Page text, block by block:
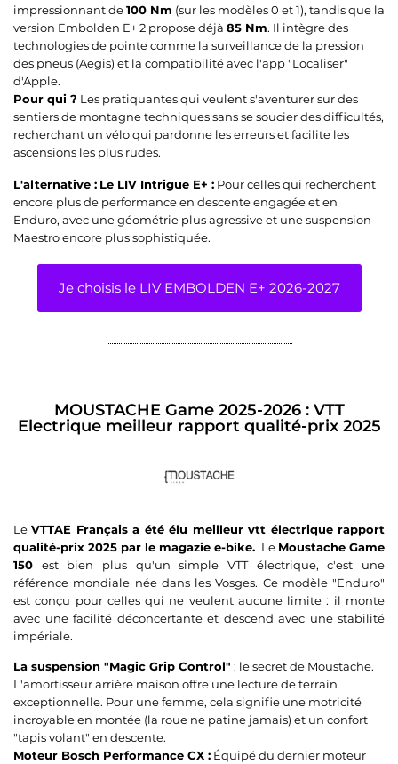
impressionnant de100 Nm (sur les modèles 0 et 1), tandis que la
version Embolden E+ 2 propose déjà 85 Nm. Il intègre des
technologies de pointe comme la surveillance de la pression
des pneus (Aegis) et la compatibilité avec l'app "Localiser"
d'Apple.
Pour qui ? Les pratiquantes qui veulent s'aventurer sur des
sentiers de montagne techniques sans se soucier des difficultés,
recherchant un vélo qui pardonne les erreurs et facilite les
ascensions les plus rudes.
L'alternative : Le LIV Intrigue E+ : Pour celles qui recherchent
encore plus de performance en descente engagée et en
Enduro, avec une géométrie plus agressive et une suspension
Maestro encore plus sophistiquée.
Je choisis le LIV EMBOLDEN E+ 2026-2027
MOUSTACHE Game 2025-2026 : VTT
Electrique meilleur rapport qualité-prix 2025
LeVTTAE Français a été élu meilleur vtt électrique rapport
qualité-prix 2025 par le magazie e-bike. Le Moustache Game
150 est bien plus qu'un simple VTT électrique, c'est une
référence mondiale née dans les Vosges. Ce modèle "Enduro"
est conçu pour celles qui ne veulent aucune limite : il monte
avec une facilité déconcertante et descend avec une stabilité
impériale.
La suspension "Magic Grip Control" : le secret de Moustache.
L'amortisseur arrière maison offre une lecture de terrain
exceptionnelle. Pour une femme, cela signifie une motricité
incroyable en montée (la roue ne patine jamais) et un confort
"tapis volant" en descente.
Moteur Bosch Performance CX : Équipé du dernier moteur